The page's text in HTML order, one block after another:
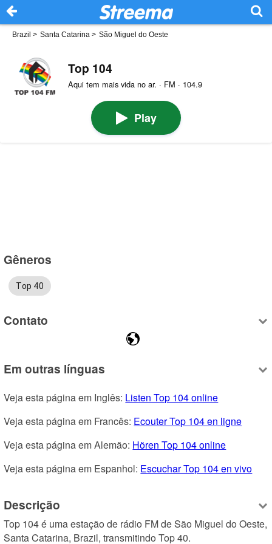
Brazil > Santa Catarina > São Miguel do Oeste
Top 104
Aqui tem mais vida no ar. · FM · 104.9
Play
Gêneros
Top 40
Contato
Em outras línguas
Veja esta página em Inglês: Listen Top 104 online
Veja esta página em Francês: Ecouter Top 104 en ligne
Veja esta página em Alemão: Hören Top 104 online
Veja esta página em Espanhol: Escuchar Top 104 en vivo
Descrição
Top 104 é uma estação de rádio FM de São Miguel do Oeste,
Santa Catarina, Brazil, transmitindo Top 40.